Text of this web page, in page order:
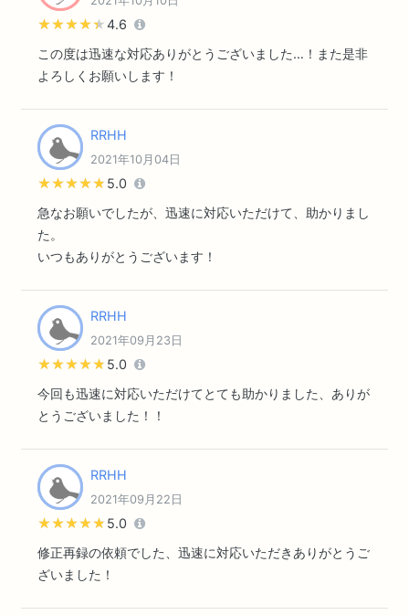
★★★★★
★★★★★4.6
この度は迅速な対応ありがとうございました…！また是非
よろしくお願いします！
RRHH
2021年10月04日
★★★★★
★★★★★ 5.0
急なお願いでしたが、迅速に対応いただけて、助かりまし
た。
いつもありがとうございます！
RRHH
2021年09月23日
★★★★★
★★★★★ 5.0
今回も迅速に対応いただけてとても助かりました、ありが
とうございました！！
RRHH
2021年09月22日
★★★★★
★★★★★ 5.0
修正再録の依頼でした、迅速に対応いただきありがとうご
ざいました！